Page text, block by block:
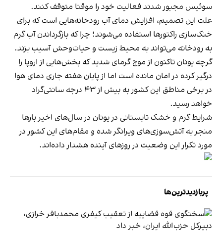
سوئیس مجبور شدند فعالیت خود را موقتا متوقف کنند.
علت این تصمیم، افزایش دمای آب رودخانه‌هایی است که برای
خنک‌سازی راکتورها استفاده می‌شوند؛ چرا که بازگرداندن آب گرم
به رودخانه می‌تواند به محیط زیست و حیات‌وحش آسیب بزند.
گرچه یونان تاکنون از موج گرمای شدید که بخش‌هایی از اروپا را
درگیر کرده در امان مانده است اما از پایان هفته جاری دمای هوا
در برخی مناطق این کشور به بیش از ۴۳ درجه سانتی‌گراد
خواهد رسید.
شرایط گرم و خشک تابستانی در یونان در سال‌های اخیر بارها
منجر به آتش‌سوزی‌های ویرانگر شده و مقام‌های این کشور در
مورد تکرار این وضعیت در روزهای آینده هشدار داده‌اند.
پربازدیدترین‌ها